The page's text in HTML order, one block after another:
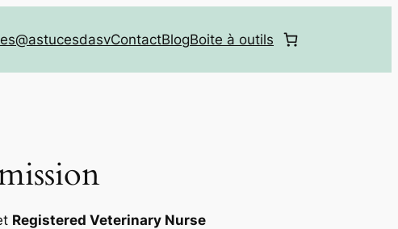
@astucesdasvContactBlogBoite à outils
Registered Veterinary Nurse